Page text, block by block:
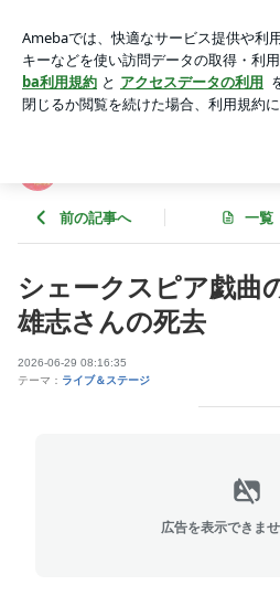
り ～ 天使のわけまえ ～
アプリをダウンロードして ブログの更
ょう。
前の記事へ 一覧
シェークスピア戯曲
雄志さんの死去
2026-06-29 08:16:35
テーマ： ライブ＆ステージ
広告を表示できま